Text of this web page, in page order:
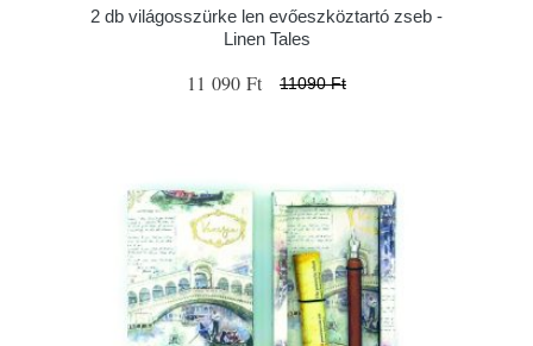
2 db világosszürke len evőeszköztartó zseb -
Linen Tales
11 090 Ft 11090 Ft